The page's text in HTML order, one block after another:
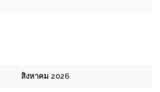
สิงหาคม 2026